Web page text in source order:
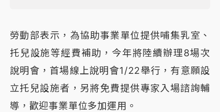
勞動部表示，為協助事業單位提供哺集乳室、
托兒設施等經費補助，今年將陸續辦理8場次
說明會，首場線上說明會1/22舉行，有意願設
立托兒設施者，另將免費提供專家入場諮詢輔
導，歡迎事業單位多加運用。